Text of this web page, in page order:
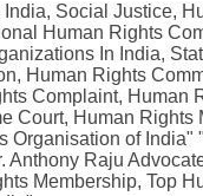
Social Justice,
Human Rights
In India,
Human Rights
Complaint, Human
Court, Human Rights
Organisation of India"
Anthony Raju
Membership, Top